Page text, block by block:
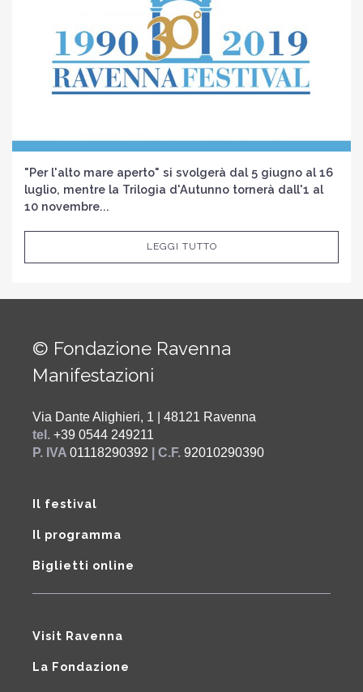
"Per l'alto mare aperto" si svolgerà dal 5 giugno al 16
luglio, mentre la Trilogia d'Autunno tornerà dall'1 al
10 novembre...
LEGGI TUTTO
© Fondazione Ravenna
Manifestazioni
Via Dante Alighieri, 1 | 48121 Ravenna
tel. +39 0544 249211
P. IVA 01118290392 | C.F. 92010290390
Il festival
Il programma
Biglietti online
Visit Ravenna
La Fondazione